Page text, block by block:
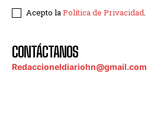
Acepto laPolítica de Privacidad.
CONTÁCTANOS
Redaccioneldiariohn@gmail.com